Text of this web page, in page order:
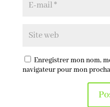
Enregistrer mon nom,
navigateur pour mon